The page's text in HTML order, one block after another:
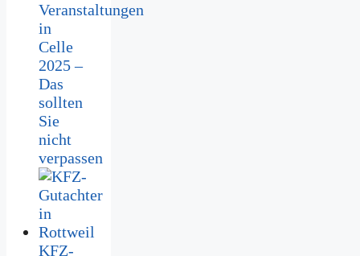
Veranstaltungen
in
Celle
2025 –
Das
sollten
Sie
nicht
verpassen
KFZ-